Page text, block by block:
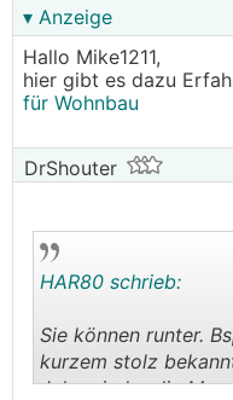
▾ Anzeige
Hallo Mike1211,
hier gibt es dazu
für Wohnbau
DrShouter
HAR80 schrieb:
Sie können runter.
kurzem stolz
Jahr wieder die